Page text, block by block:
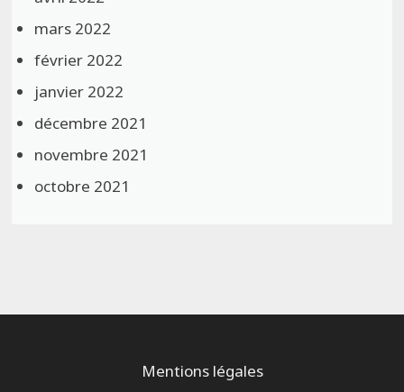
mars 2022
février 2022
janvier 2022
décembre 2021
novembre 2021
octobre 2021
Mentions légales